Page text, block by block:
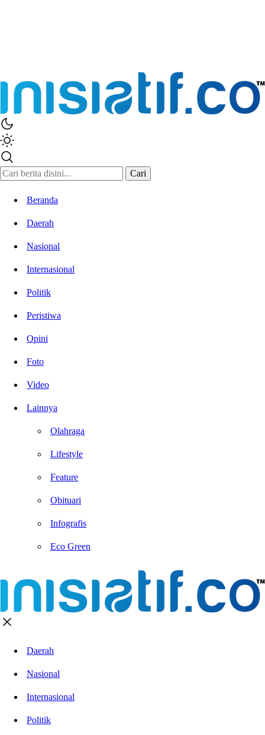
Inisiatif.co
Stay Connected Stay Informed
Cari
Beranda
Daerah
Nasional
Internasional
Politik
Peristiwa
Opini
Foto
Video
Lainnya
Olahraga
Lifestyle
Feature
Obituari
Infografis
Eco Green
Daerah
Nasional
Internasional
Politik